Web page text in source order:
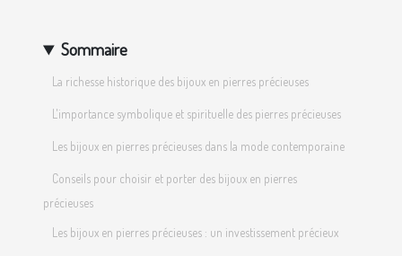
Sommaire
La richesse historique des bijoux en pierres précieuses
L'importance symbolique et spirituelle des pierres précieuses
Les bijoux en pierres précieuses dans la mode contemporaine
Conseils pour choisir et porter des bijoux en pierres
précieuses
Les bijoux en pierres précieuses : un investissement précieux